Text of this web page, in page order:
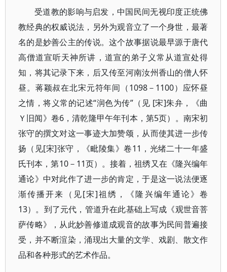
受道教的影响与启发，中国民间无视印度正统佛
教经典的权威说法，另外为观音立了一个身世，最著
名的是妙善公主的传说。这个故事据说最早源于唐代
高僧道宣听天神所讲，道宣的弟子义常从道宣处得
知，将其记录下来，后又传至河南汝州香山的僧人怀
昼。蒋颖叔在北宋元符年间（1098－1100）应怀昼
之情，将义常的记述“润色为传”（见 [宋]朱弁，《曲
Ｙ旧闻》卷6，清乾隆甲午年刊本，第5页）。南宋初
张守的撰文对这一事迹大加赞颂，从而使其进一步传
扬（见[宋]张守，《毗陵集》卷11，光绪二十一年盛
氏刊本，第10－11页）。接着，祖绣又在《隆兴编年
通论》中对此作了进一步的肯定，于是这一说法便逐
渐传播开来（见[宋]祖绣，《隆兴编年通论》卷
13）。到了元代，管道升在此基础上写成《观世音菩
萨传略》，从此妙善修道成观音的故事为民间普遍接
受，并不断渲染，涌现出大量的文学、戏剧、散文作
品和各种形式的艺术作品。